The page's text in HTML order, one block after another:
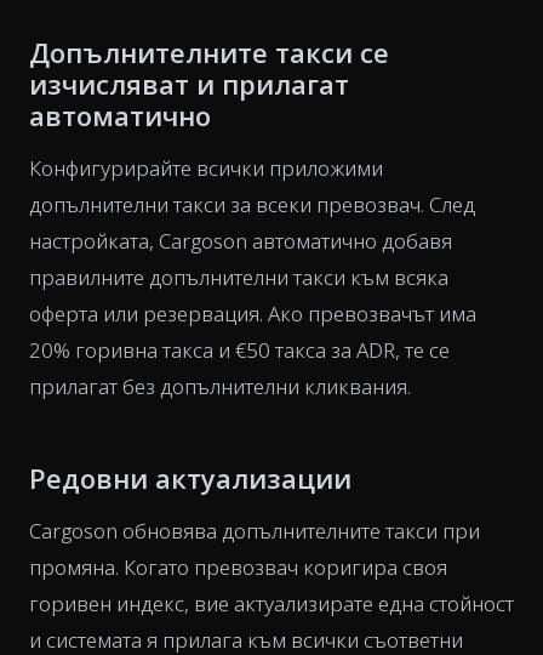
Допълнителните такси се
изчисляват и прилагат
автоматично
Конфигурирайте всички приложими
допълнителни такси за всеки превозвач. След
настройката, Cargoson автоматично добавя
правилните допълнителни такси към всяка
оферта или резервация. Ако превозвачът има
20% горивна такса и €50 такса за ADR, те се
прилагат без допълнителни кликвания.
Редовни актуализации
Cargoson обновява допълнителните такси при
промяна. Когато превозвач коригира своя
горивен индекс, вие актуализирате една стойност
и системата я прилага към всички съответни